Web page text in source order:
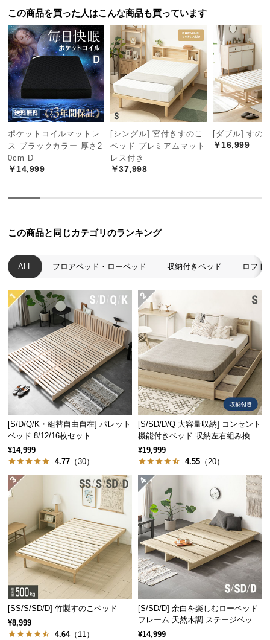
型
商
品
の
配
送
に
つ
て
小
商
の
送
に
い
て
開
梱
設
置
サ
ビ
ス
に
つ
い
搬
入
経
路
つ
い
て
この商品を買った人はこんな商品も買っています
ポケットコイルマットレ
ス ブラックカラー 厚さ2
0cm D
￥14,999
[シングル] 宮付きすのこ
ベッド プレミアムマット
レス付き
￥37,998
[ダブル] すの
￥16,999
この商品と同じカテゴリのランキング
ALL フロアベッド・ローベッド 収納付きベッド ロフト
[S/D/Q/K・組替自由自在] パレット
ベッド 8/12/16枚セット
¥14,999
4.77 （30）
[S/SD/D/Q 大容量収納] コンセント
機能付きベッド 収納左右組み換え
可能
¥19,999
4.55 （20）
[SS/S/SD/D] 竹製すのこベッド
¥8,999
4.64（11）
[S/SD/D] 余白を楽しむローベッド
フレーム 天然木調 ステージベッド
ロボット掃除機対応
¥14,999